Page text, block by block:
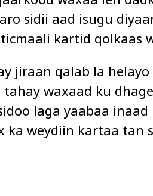
sidii aad isugu
kartid qolkaas
jiraan qalab la helayo
waxaad ku
laga yaabaa
ka weydiin kartaa tan